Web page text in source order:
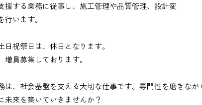
援する業務に従事し、施工管理や品質管理、設計変
います。
祝祭日は、休日となります。
増員募集しております。
は、社会基盤を支える大切な仕事です。専門性を磨きな
未来を築いていきませんか？